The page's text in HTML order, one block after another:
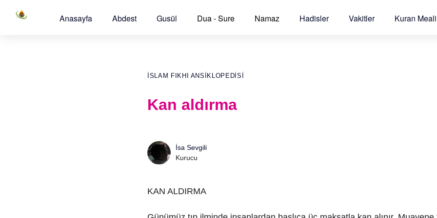
Anasayfa Abdest Gusül Dua - Sure Namaz Hadisler Vakitler Kuran Meali
İSLAM FIKHI ANSIKLOPEDISI
Kan aldırma
İsa Sevgili
Kurucu
KAN ALDIRMA